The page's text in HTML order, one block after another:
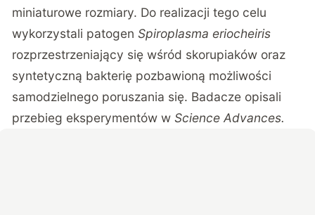
miniaturowe rozmiary. Do realizacji tego celu
wykorzystali patogenSpiroplasma eriocheiris
rozprzestrzeniający się wśród skorupiaków oraz
syntetyczną bakterię pozbawioną możliwości
samodzielnego poruszania się. Badacze opisali
przebieg eksperymentów w Science Advances.